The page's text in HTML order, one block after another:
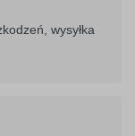
wysyłka